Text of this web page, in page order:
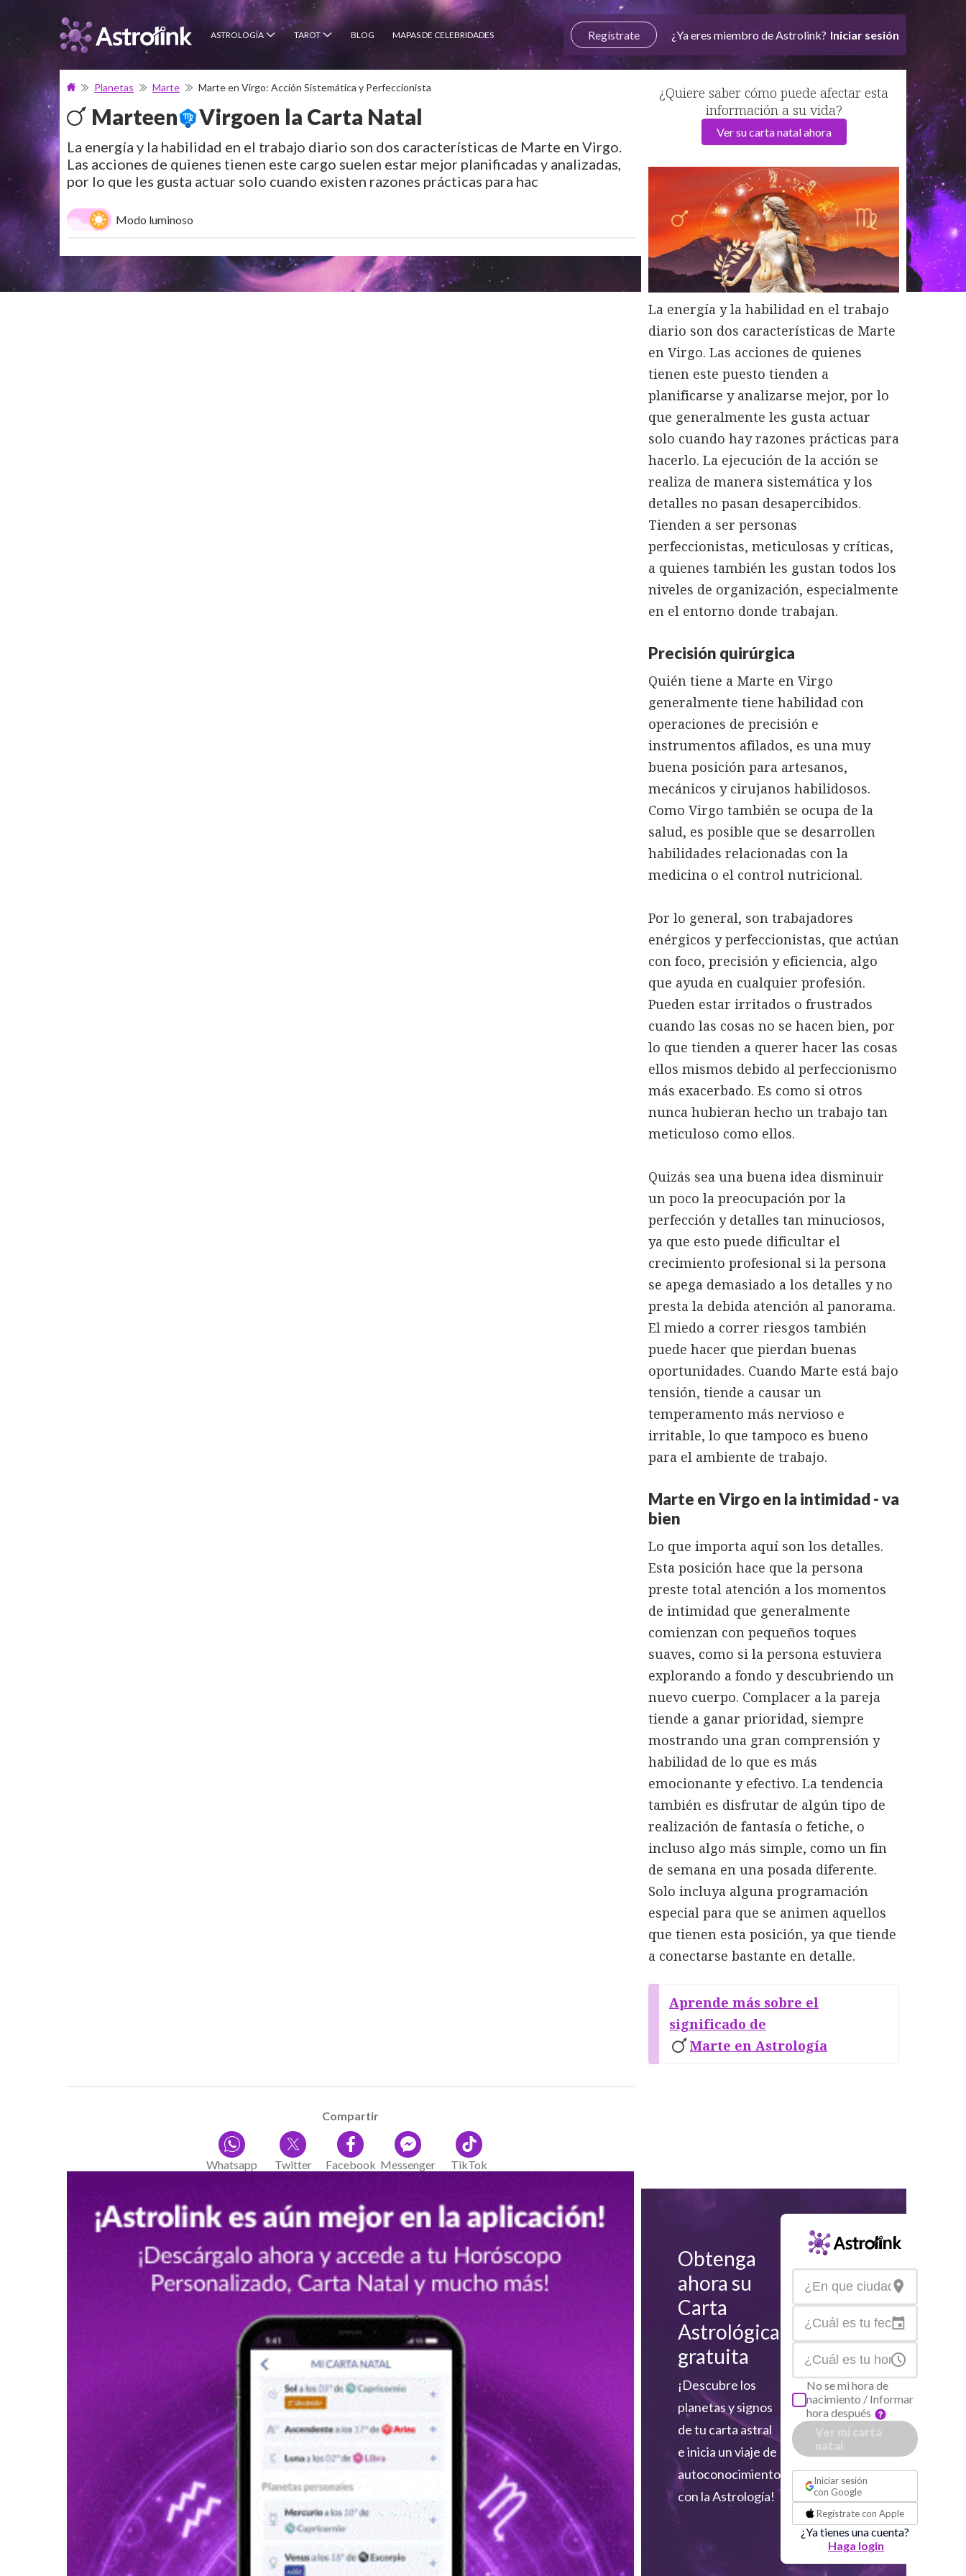
ASTROLOGÍA TAROT BLOG MAPAS DE CELEBRIDADES Regístrate ¿Ya eres miembro de Astrolink? Iniciar sesión
Planetas Marte Marte en Virgo: Acción Sistemática y Perfeccionista
Marteen Virgoen la Carta Natal
La energía y la habilidad en el trabajo diario son dos características de Marte en Virgo.
Las acciones de quienes tienen este cargo suelen estar mejor planificadas y analizadas,
por lo que les gusta actuar solo cuando existen razones prácticas para hac
Modo luminoso
¿Quiere saber cómo puede afectar esta
información a su vida?
Ver su carta natal ahora
La energía y la habilidad en el trabajo
diario son dos características de Marte
en Virgo. Las acciones de quienes
tienen este puesto tienden a
planificarse y analizarse mejor, por lo
que generalmente les gusta actuar
solo cuando hay razones prácticas para
hacerlo. La ejecución de la acción se
realiza de manera sistemática y los
detalles no pasan desapercibidos.
Tienden a ser personas
perfeccionistas, meticulosas y críticas,
a quienes también les gustan todos los
niveles de organización, especialmente
en el entorno donde trabajan.
Precisión quirúrgica
Quién tiene a Marte en Virgo
generalmente tiene habilidad con
operaciones de precisión e
instrumentos afilados, es una muy
buena posición para artesanos,
mecánicos y cirujanos habilidosos.
Como Virgo también se ocupa de la
salud, es posible que se desarrollen
habilidades relacionadas con la
medicina o el control nutricional.
Por lo general, son trabajadores
enérgicos y perfeccionistas, que actúan
con foco, precisión y eficiencia, algo
que ayuda en cualquier profesión.
Pueden estar irritados o frustrados
cuando las cosas no se hacen bien, por
lo que tienden a querer hacer las cosas
ellos mismos debido al perfeccionismo
más exacerbado. Es como si otros
nunca hubieran hecho un trabajo tan
meticuloso como ellos.
Quizás sea una buena idea disminuir
un poco la preocupación por la
perfección y detalles tan minuciosos,
ya que esto puede dificultar el
crecimiento profesional si la persona
se apega demasiado a los detalles y no
presta la debida atención al panorama.
El miedo a correr riesgos también
puede hacer que pierdan buenas
oportunidades. Cuando Marte está bajo
tensión, tiende a causar un
temperamento más nervioso e
irritable, lo que tampoco es bueno
para el ambiente de trabajo.
Marte en Virgo en la intimidad - va
bien
Lo que importa aquí son los detalles.
Esta posición hace que la persona
preste total atención a los momentos
de intimidad que generalmente
comienzan con pequeños toques
suaves, como si la persona estuviera
explorando a fondo y descubriendo un
nuevo cuerpo. Complacer a la pareja
tiende a ganar prioridad, siempre
mostrando una gran comprensión y
habilidad de lo que es más
emocionante y efectivo. La tendencia
también es disfrutar de algún tipo de
realización de fantasía o fetiche, o
incluso algo más simple, como un fin
de semana en una posada diferente.
Solo incluya alguna programación
especial para que se animen aquellos
que tienen esta posición, ya que tiende
a conectarse bastante en detalle.
Aprende más sobre el
significado de
Marte en Astrología
Compartir
Whatsapp Twitter Facebook Messenger TikTok
Obtenga
ahora su
Carta
Astrológica
gratuita
¡Descubre los
planetas y signos
de tu carta astral
e inicia un viaje de
autoconocimiento
con la Astrología!
No se mi hora de
nacimiento / Informar
hora después
Iniciar sesión
con Google
Regístrate con Apple
¿Ya tienes una cuenta?
Haga login